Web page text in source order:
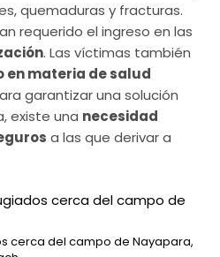
quemaduras y fracturas.
requerido el ingreso en las
. Las víctimas también
en materia de salud
garantizar una solución
existe una necesidad
a las que derivar a
cerca del campo de Nayapara,